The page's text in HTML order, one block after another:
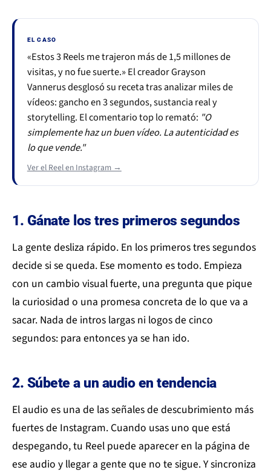
EL CASO
«Estos 3 Reels me trajeron más de 1,5 millones de
visitas, y no fue suerte.» El creador Grayson
Vannerus desglosó su receta tras analizar miles de
vídeos: gancho en 3 segundos, sustancia real y
storytelling. El comentario top lo remató: "O
simplemente haz un buen vídeo. La autenticidad es
lo que vende."
Ver el Reel en Instagram →
1. Gánate los tres primeros segundos
La gente desliza rápido. En los primeros tres segundos
decide si se queda. Ese momento es todo. Empieza
con un cambio visual fuerte, una pregunta que pique
la curiosidad o una promesa concreta de lo que va a
sacar. Nada de intros largas ni logos de cinco
segundos: para entonces ya se han ido.
2. Súbete a un audio en tendencia
El audio es una de las señales de descubrimiento más
fuertes de Instagram. Cuando usas uno que está
despegando, tu Reel puede aparecer en la página de
ese audio y llegar a gente que no te sigue. Y sincroniza